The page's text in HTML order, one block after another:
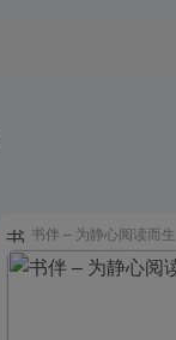
书伴 – 为静心阅读而生